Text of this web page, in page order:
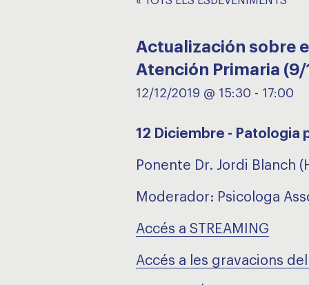
Actualización sobre
Atención Primaria (9/
12/12/2019 @ 15:30 - 17:00
12 Diciembre - Patologia
Ponente Dr. Jordi Blanch
Moderador: Psicologa
Accés a STREAMING
Accés a les gravacions